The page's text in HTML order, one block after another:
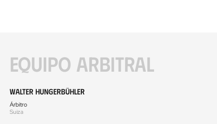
Equipo arbitral
Walter Hungerbühler
Árbitro
Suiza